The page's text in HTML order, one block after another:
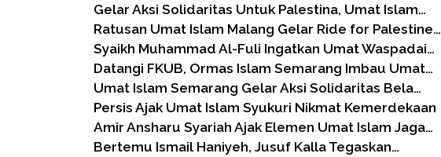
Gelar Aksi Solidaritas Untuk Palestina, Umat Islam…
Ratusan Umat Islam Malang Gelar Ride for Palestine…
Syaikh Muhammad Al-Fuli Ingatkan Umat Waspadai…
Datangi FKUB, Ormas Islam Semarang Imbau Umat…
Umat Islam Semarang Gelar Aksi Solidaritas Bela…
Persis Ajak Umat Islam Syukuri Nikmat Kemerdekaan
Amir Ansharu Syariah Ajak Elemen Umat Islam Jaga…
Bertemu Ismail Haniyeh, Jusuf Kalla Tegaskan…